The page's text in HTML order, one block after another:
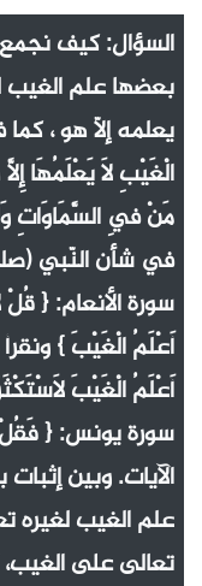
السؤال: كيف نجمع
بعضها علم الغيب
يعلمه إلاّ هو ،
الْغَيْبِ لَا يَعْلَمُهَا
مَنْ فِي السَّمَاوَاتِ
في شأن النّبي
سورة الأنعام: {
أَعْلَمُ الْغَيْبَ }
أَعْلَمُ الْغَيْبَ
سورة يونس: { فَقُلْ
الآيات. وبين
علم الغيب لغيره
تعالى على